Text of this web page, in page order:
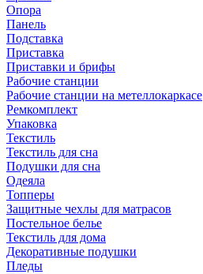
Опора
Панель
Подставка
Приставка
Приставки и брифы
Рабочие станции
Рабочие станции на метеллокаркасе
Ремкомплект
Упаковка
Текстиль
Текстиль для сна
Подушки для сна
Одеяла
Топперы
Защитные чехлы для матрасов
Постельное белье
Текстиль для дома
Декоративные подушки
Пледы